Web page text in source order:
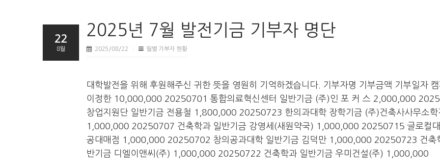
2025년 7월 발전기금 기부자 명단
2025/08/22 월별 기부자 현황
대학발전을 위해 후원해주신 귀한 뜻을 영원히 기억하겠습니다. 기부자명 기부금액 기부일자 캠
이정한 10,000,000 20250701 통합의료혁신센터 일반기금 (주)인 포 커 스 2,000,000
창업지원단 일반기금 전용철 1,800,000 20250723 한의과대학 장학기금 (주)건축사사무소학
1,000,000 20250707 건축학과 일반기금 강영세(새원약국) 1,000,000 20250715 글로컬
공대매점 1,000,000 20250702 창의공과대학 일반기금 김덕만 1,000,000 20250723 건축
반기금 디엘이앤씨(주) 1,000,000 20250722 건축학과 일반기금 우미건설(주) 1,000,000
22
8월